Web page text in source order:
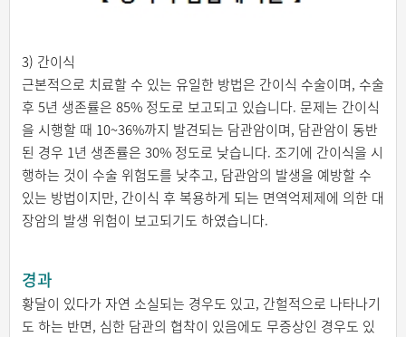
3) 간이식
근본적으로 치료할 수 있는 유일한 방법은 간이식 수술이며, 수술
후 5년 생존률은 85% 정도로 보고되고 있습니다. 문제는 간이식
을 시행할 때 10~36%까지 발견되는 담관암이며, 담관암이 동반
된 경우 1년 생존률은 30% 정도로 낮습니다. 조기에 간이식을 시
행하는 것이 수술 위험도를 낮추고, 담관암의 발생을 예방할 수
있는 방법이지만, 간이식 후 복용하게 되는 면역억제제에 의한 대
장암의 발생 위험이 보고되기도 하였습니다.
경과
황달이 있다가 자연 소실되는 경우도 있고, 간헐적으로 나타나기
도 하는 반면, 심한 담관의 협착이 있음에도 무증상인 경우도 있